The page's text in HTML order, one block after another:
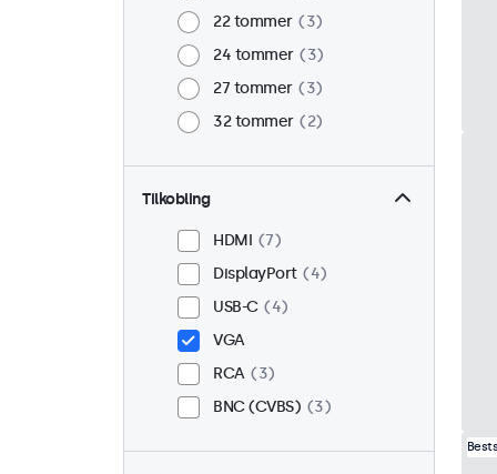
22 tommer
3
24 tommer
3
27 tommer
3
32 tommer
2
Tilkobling
HDMI
7
DisplayPort
4
USB-C
4
VGA
RCA
3
BNC (CVBS)
3